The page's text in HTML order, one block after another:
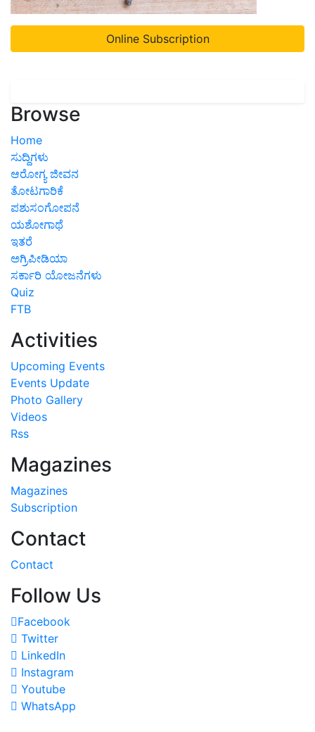
Online Subscription
Browse
Home
ಸುದ್ದಿಗಳು
ಆರೋಗ್ಯ ಜೀವನ
ತೋಟಗಾರಿಕೆ
ಪಶುಸಂಗೋಪನೆ
ಯಶೋಗಾಥೆ
ಇತರೆ
ಅಗ್ರಿಪೀಡಿಯಾ
ಸರ್ಕಾರಿ ಯೋಜನೆಗಳು
Quiz
FTB
Activities
Upcoming Events
Events Update
Photo Gallery
Videos
Rss
Magazines
Magazines
Subscription
Contact
Contact
Follow Us
Facebook
Twitter
LinkedIn
Instagram
Youtube
WhatsApp